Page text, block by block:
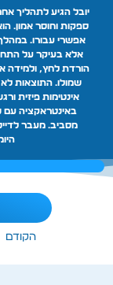
יובל הגיע לתהליך
ספקות וחוסר אמון.
אפשרי עבורו.
אלא בעיקר על
הורדת לחץ, ולמידה
שמולו. התוצאות לא
אינטימות פיזית
באינטראקציה עם
מסביב. מעבר
הקודם